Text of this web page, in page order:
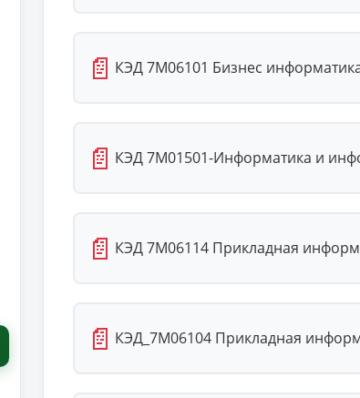
📄 КЭД 7M06101 Бизнес
📄 КЭД 7М01501-Информатика и
📄 КЭД 7М06114 Прикладная
📄 КЭД_7М06104 Прикладная